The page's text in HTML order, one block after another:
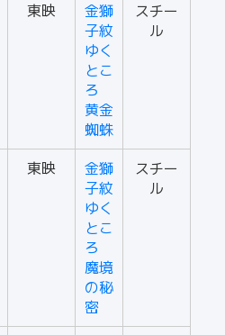
東映
金獅
子紋
ゆく
とこ
ろ
黄金
蜘蛛
スチー
ル
東映
金獅
子紋
ゆく
とこ
ろ
魔境
の秘
密
スチー
ル